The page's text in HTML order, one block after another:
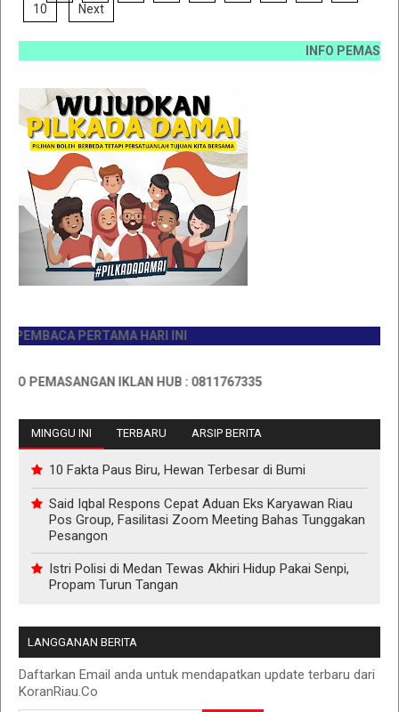
10
Next
INFO PEMASANGAN IKLAN HUB
HARI INI
HUB : 0811767335
MINGGU INI TERBARU ARSIP BERITA
10 Fakta Paus Biru, Hewan Terbesar di Bumi
Said Iqbal Respons Cepat Aduan Eks Karyawan Riau
Pos Group, Fasilitasi Zoom Meeting Bahas Tunggakan
Pesangon
Istri Polisi di Medan Tewas Akhiri Hidup Pakai Senpi,
Propam Turun Tangan
LANGGANAN BERITA
Daftarkan Email anda untuk mendapatkan update terbaru dari
KoranRiau.Co